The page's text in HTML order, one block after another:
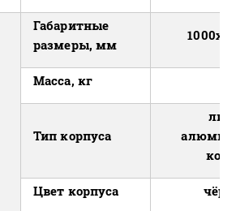
Габаритные
размеры, мм
Масса, кг
Тип корпуса
Цвет корпуса